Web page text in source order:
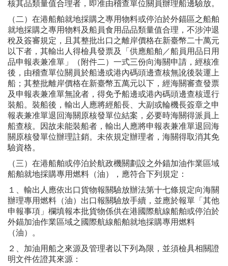
核其品類量值合理者，即准由稽查單位關員辦理船邊驗放。
（二）在港船舶就地採購之專用物料或停泊於外錨區之船舶
就地採購之專用物料及船員食用品品類量值合理，不涉沖退
稅及簽審規定，且其整批出口之離岸價格在新臺幣二十萬元
以下者，其輸出人得檢具發票及「供應船舶／船員用品日用
品申報表兼准單」（附件二）一式三份向海關申請，經核准
後，由稽查單位關員於船邊或港內碼頭邊查核無訛後裝運上
船；其整批離岸價格在新臺幣五萬元以下，經海關審查發票
及申報表兼准單無訛者，得免予船邊或港內碼頭邊查核逕行
裝船。裝船後，輸出人應將經船長、大副或輪機長簽章之申
報表兼准單退回海關原核發單位結案，必要時海關得派員上
船查核。因故未能裝船者，輸出人應將申報表兼准單退回海
關原核發單位辦理註銷。未依規定辦理者，海關得取消其免
驗資格。
（三）在港船舶或停泊於航政機關劃設之外錨加油作業區域
船舶就地採購專用燃料（油），應符合下列規定：
１、輸出人應依出口貨物報關驗放辦法第十七條規定向海關
辦理專用燃料（油）出口報關驗放手續，並應於報單「其他
申報事項」欄填報本批貨物係供在港國際航線船舶或停泊於
外錨加油作業區域之國際航線船舶就地採購專用燃料
（油）。
２、加油用船之來源及管理者以下列為限，並須檢具相關證
明文件佐證其來源：